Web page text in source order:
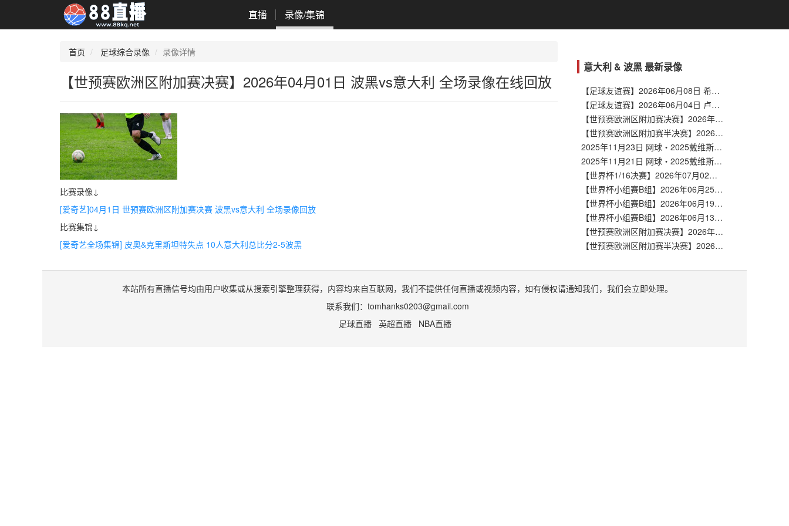
直播 录像/集锦
首页 足球综合录像 录像详情
【世预赛欧洲区附加赛决赛】2026年04月01日 波黑vs意大利 全场录像在线回放
比赛录像↓
[爱奇艺]04月1日 世预赛欧洲区附加赛决赛 波黑vs意大利 全场录像回放
比赛集锦↓
[爱奇艺全场集锦] 皮奥&克里斯坦特失点 10人意大利总比分2-5波黑
意大利 & 波黑 最新录像
【足球友谊赛】2026年06月08日 希腊vs意大利 全场录像在线回放
【足球友谊赛】2026年06月04日 卢森堡vs意大利 全场录像在线回放
【世预赛欧洲区附加赛决赛】2026年04月01日 波黑vs意大利 全场录像在线回放
【世预赛欧洲区附加赛半决赛】2026年03月27日 意大利vs北爱尔兰 全场录像在线回放
2025年11月23日 网球・2025戴维斯杯决赛圈决赛 意大利 VS 西班牙
2025年11月21日 网球・2025戴维斯杯决赛圈半决赛 意大利 VS 比利时
【世界杯1/16决赛】2026年07月02日 美国vs波黑 全场录像在线回放
【世界杯小组赛B组】2026年06月25日 波黑vs卡塔尔 全场录像在线回放
【世界杯小组赛B组】2026年06月19日 瑞士vs波黑 全场录像在线回放
【世界杯小组赛B组】2026年06月13日 加拿大vs波黑 全场录像在线回放
【世预赛欧洲区附加赛决赛】2026年04月01日 波黑vs意大利 全场录像在线回放
【世预赛欧洲区附加赛半决赛】2026年03月27日 威尔士vs波黑 全场录像在线回放
本站所有直播信号均由用户收集或从搜索引擎整理获得，内容均来自互联网，我们不提供任何直播或视频内容，如有侵权请通知我们，我们会立即处理。
联系我们： tomhanks0203@gmail.com
足球直播 英超直播 NBA直播